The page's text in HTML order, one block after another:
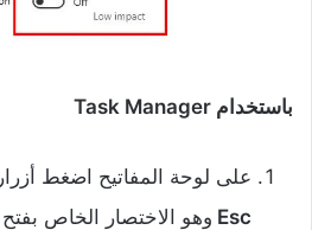
باستخدام Task Manager
على لوحة المفاتيح اضغط أزرار
Esc